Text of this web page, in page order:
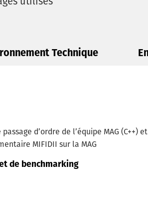
Technique
d’ordre de l’équipe MAG (C++)
MIFIDII sur la MAG
de benchmarking